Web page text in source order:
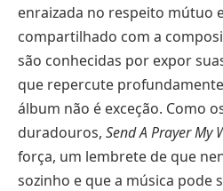
enraizada no respeito mútuo
compartilhado com a
são conhecidas por expor
que repercute
álbum não é exceção. Como
duradouros, Send A Prayer My
força, um lembrete de que
sozinho e que a música pode